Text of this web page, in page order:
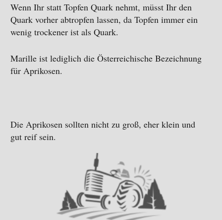
Wenn Ihr statt Topfen Quark nehmt, müsst Ihr den
Quark vorher abtropfen lassen, da Topfen immer ein
wenig trockener ist als Quark.
Marille ist lediglich die Österreichische Bezeichnung
für Aprikosen.
Die Aprikosen sollten nicht zu groß, eher klein und
gut reif sein.